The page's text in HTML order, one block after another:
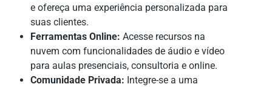
e ofereça uma experiência personalizada para
suas clientes.
Ferramentas Online: Acesse recursos na
nuvem com funcionalidades de áudio e vídeo
para aulas presenciais, consultoria e online.
Comunidade Privada: Integre-se a uma